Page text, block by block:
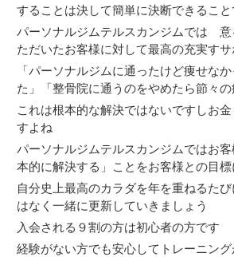
することは決して簡単に決断できるこ
パーソナルジムテルスカンジムでは 意
ただいたお客様に対して最高の充実すサ
「パーソナルジムに通ったけど痩せな
た」「整骨院に通うのをやめたら節々の
これは根本的な解決ではないですしお
すよね
パーソナルジムテルスカンジムではお
本的に解決する」ことをお客様との目標
自分史上最高のカラダを年を重ねるた
はなく一緒に更新していきましょう
入会される９割の方は初心者の方です
経験がない方でも安心してトレーニン